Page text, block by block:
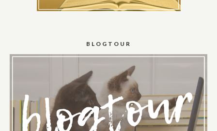
BLOGTOUR